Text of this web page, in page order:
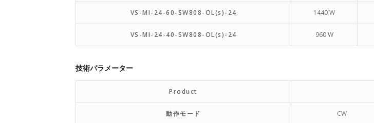
VS-MI-24-60-SW808-OL(s)-24 1440 W
VS-MI-24-40-SW808-OL(s)-24 960 W
技術パラメーター
Product
動作モード CW